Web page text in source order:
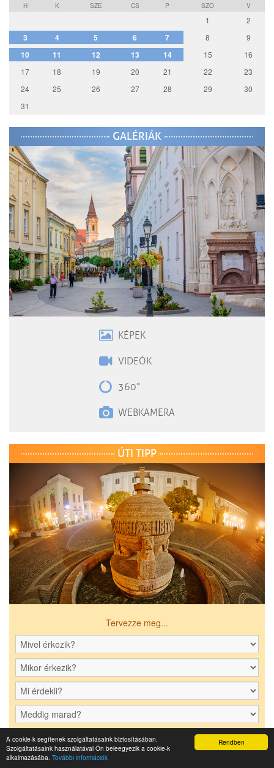
Rendben
A cookie-k segítenek szolgáltatásaink biztosításában.
Szolgáltatásaink használatával Ön beleegyezik a cookie-k
alkalmazásába. További információk
H K SZE CS P SZO V
1 2
3 4 5 6 7 8 9
10 11 12 13 14 15
16
17
18 19 20 21 22
23
24
25 26 27 28 29
30
31
GALÉRIÁK
KÉPEK
VIDEÓK
360°
WEBKAMERA
ÚTI TIPP
Tervezze meg...
IRÁNY SZÉKESFEHÉRVÁR!